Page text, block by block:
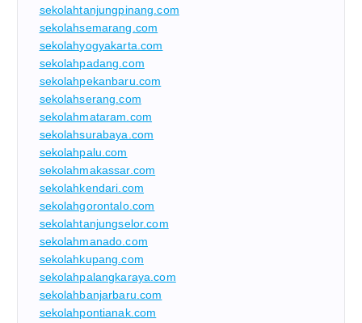
sekolahtanjungpinang.com
sekolahsemarang.com
sekolahyogyakarta.com
sekolahpadang.com
sekolahpekanbaru.com
sekolahserang.com
sekolahmataram.com
sekolahsurabaya.com
sekolahpalu.com
sekolahmakassar.com
sekolahkendari.com
sekolahgorontalo.com
sekolahtanjungselor.com
sekolahmanado.com
sekolahkupang.com
sekolahpalangkaraya.com
sekolahbanjarbaru.com
sekolahpontianak.com